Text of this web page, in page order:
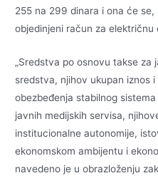
255 na 299 dinara i ona će
objedinjeni račun za električnu
„Sredstva po osnovu takse za
sredstva, njihov ukupan iznos
obezbeđenja stabilnog
javnih medijskih servisa,
institucionalne autonomije,
ekonomskom ambijentu i
navedeno je u obrazloženju